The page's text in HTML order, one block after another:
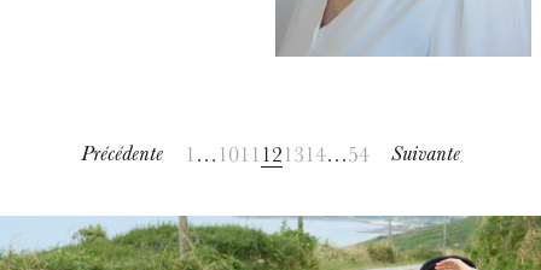
Précédente 1… 1011121314…54 Suivante